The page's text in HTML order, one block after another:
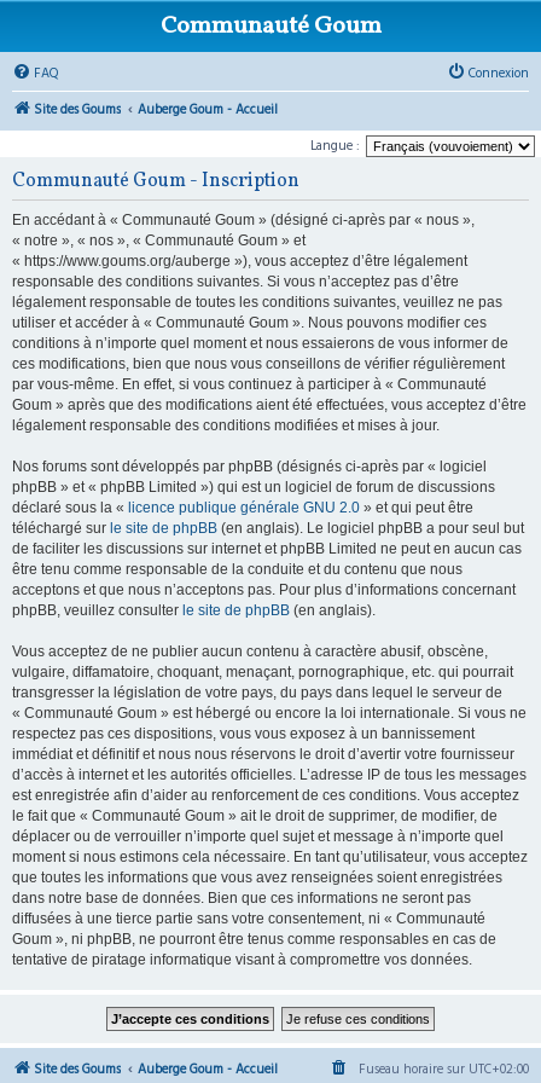
Communauté Goum
FAQ
Connexion
Site des Goums
Auberge Goum - Accueil
Langue :
Communauté Goum - Inscription
En accédant à « Communauté Goum » (désigné ci-après par « nous »,
« notre », « nos », « Communauté Goum » et
« https://www.goums.org/auberge »), vous acceptez d’être légalement
responsable des conditions suivantes. Si vous n’acceptez pas d’être
légalement responsable de toutes les conditions suivantes, veuillez ne pas
utiliser et accéder à « Communauté Goum ». Nous pouvons modifier ces
conditions à n’importe quel moment et nous essaierons de vous informer de
ces modifications, bien que nous vous conseillons de vérifier régulièrement
par vous-même. En effet, si vous continuez à participer à « Communauté
Goum » après que des modifications aient été effectuées, vous acceptez d’être
légalement responsable des conditions modifiées et mises à jour.
Nos forums sont développés par phpBB (désignés ci-après par « logiciel
phpBB » et « phpBB Limited ») qui est un logiciel de forum de discussions
déclaré sous la « licence publique générale GNU 2.0 » et qui peut être
téléchargé sur le site de phpBB (en anglais). Le logiciel phpBB a pour seul but
de faciliter les discussions sur internet et phpBB Limited ne peut en aucun cas
être tenu comme responsable de la conduite et du contenu que nous
acceptons et que nous n’acceptons pas. Pour plus d’informations concernant
phpBB, veuillez consulter le site de phpBB (en anglais).
Vous acceptez de ne publier aucun contenu à caractère abusif, obscène,
vulgaire, diffamatoire, choquant, menaçant, pornographique, etc. qui pourrait
transgresser la législation de votre pays, du pays dans lequel le serveur de
« Communauté Goum » est hébergé ou encore la loi internationale. Si vous ne
respectez pas ces dispositions, vous vous exposez à un bannissement
immédiat et définitif et nous nous réservons le droit d’avertir votre fournisseur
d’accès à internet et les autorités officielles. L’adresse IP de tous les messages
est enregistrée afin d’aider au renforcement de ces conditions. Vous acceptez
le fait que « Communauté Goum » ait le droit de supprimer, de modifier, de
déplacer ou de verrouiller n’importe quel sujet et message à n’importe quel
moment si nous estimons cela nécessaire. En tant qu’utilisateur, vous acceptez
que toutes les informations que vous avez renseignées soient enregistrées
dans notre base de données. Bien que ces informations ne seront pas
diffusées à une tierce partie sans votre consentement, ni « Communauté
Goum », ni phpBB, ne pourront être tenus comme responsables en cas de
tentative de piratage informatique visant à compromettre vos données.
Site des Goums Auberge Goum - Accueil Fuseau horaire sur UTC+02:00